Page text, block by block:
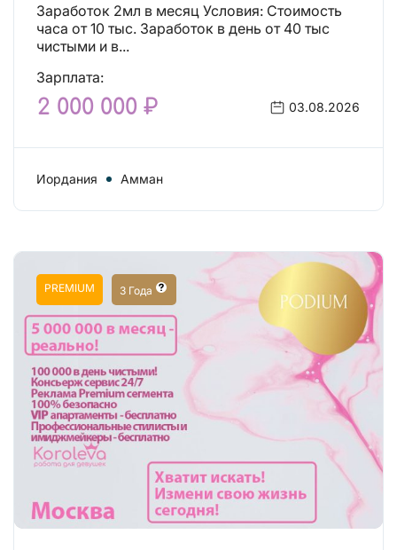
Заработок 2мл в месяц Условия: Стоимость
часа от 10 тыс. Заработок в день от 40 тыс
чистыми и в...
Зарплата:
2 000 000 ₽ 03.08.2026
Иордания Амман
PREMIUM 3 Года